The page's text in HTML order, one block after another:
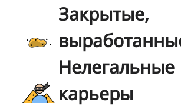
Закрытые,
Нелегальные
карьеры